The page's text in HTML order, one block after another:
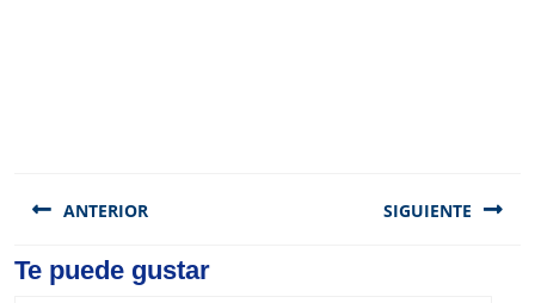
de
ANTERIOR
Previous
SIGUIENTE
Te puede gustar